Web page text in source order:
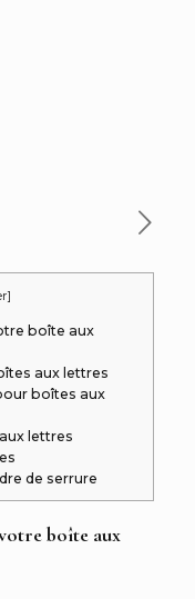
]
boîte aux
aux lettres
boîtes aux
lettres
de serrure
boîte aux